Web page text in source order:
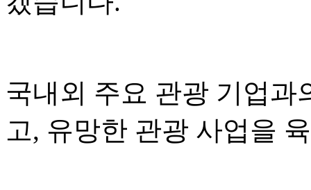
국내외 주요 관광 기업과
고, 유망한 관광 사업을